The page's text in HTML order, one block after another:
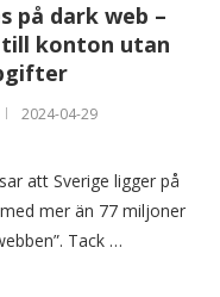
på dark web –
konton utan
2024-04-29
att Sverige ligger på
mer än 77 miljoner
Tack …